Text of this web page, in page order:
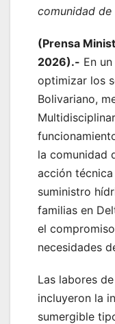
comunidad de
(Prensa
2026).- En
optimizar los
Bolivariano,
la comunidad
acción
suministro
familias en
el
necesidades
Las labores
incluyeron la
sumergible